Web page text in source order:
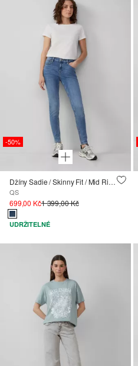
-50%
Džíny Sadie / Skinny Fit / Mid Rise / Skinny Leg / Superstreč
QS
699,00 Kč1 399,00 Kč
UDRŽITELNÉ